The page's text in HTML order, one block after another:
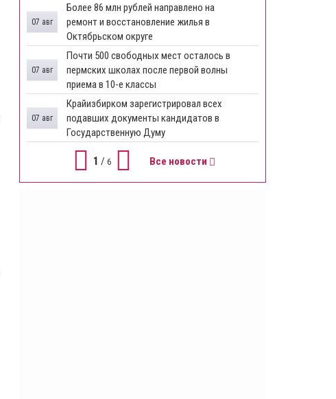
Более 86 млн рублей направлено на
ремонт и восстановление жилья в
Октябрьском округе
07 авг
Почти 500 свободных мест осталось в
пермских школах после первой волны
приема в 10-е классы
07 авг
Крайизбирком зарегистрировал всех
подавших документы кандидатов в
Государственную Думу
07 авг
1 / 6 Все новости